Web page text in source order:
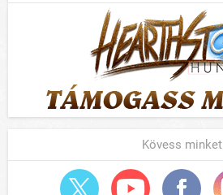
Kövess minket